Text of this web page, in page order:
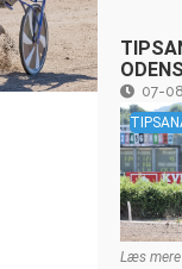
07-
Læs mere